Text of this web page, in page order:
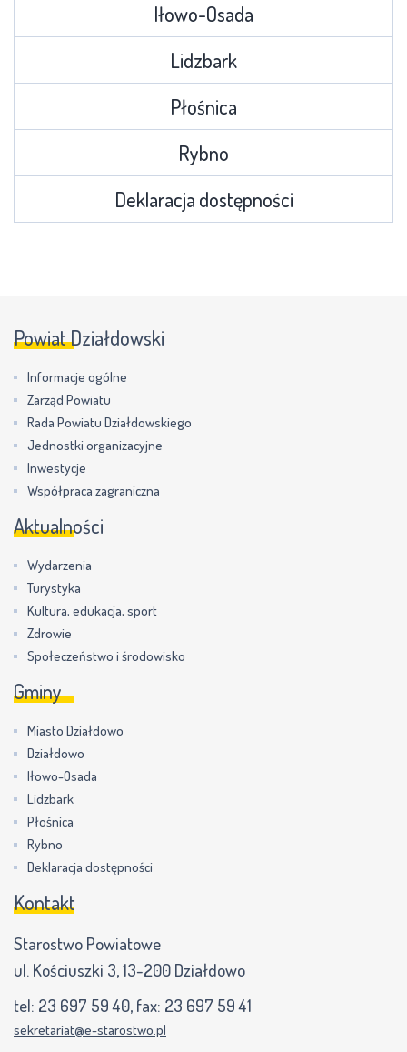
Iłowo-Osada
Lidzbark
Płośnica
Rybno
Deklaracja dostępności
Powiat Działdowski
Informacje ogólne
Zarząd Powiatu
Rada Powiatu Działdowskiego
Jednostki organizacyjne
Inwestycje
Współpraca zagraniczna
Aktualności
Wydarzenia
Turystyka
Kultura, edukacja, sport
Zdrowie
Społeczeństwo i środowisko
Gminy
Miasto Działdowo
Działdowo
Iłowo-Osada
Lidzbark
Płośnica
Rybno
Deklaracja dostępności
Kontakt
Starostwo Powiatowe
ul. Kościuszki 3, 13-200 Działdowo
tel: 23 697 59 40, fax: 23 697 59 41
sekretariat@e-starostwo.pl